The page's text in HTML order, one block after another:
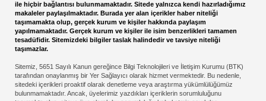
ile hiçbir bağlantısı bulunmamaktadır. Sitede yalnızca kendi hazırladığımız
makaleler paylaşılmaktadır. Burada yer alan içerikler haber niteliği
taşımamakta olup, gerçek kurum ve kişiler hakkında paylaşım
yapılmamaktadır. Gerçek kurum ve kişiler ile isim benzerlikleri tamamen
tesadüfidir. Sitemizdeki bilgiler taslak halindedir ve tavsiye niteliği
taşımazlar.
Sitemiz, 5651 Sayılı Kanun gereğince Bilgi Teknolojileri ve İletişim Kurumu (BTK)
tarafından onaylanmış bir Yer Sağlayıcı olarak hizmet vermektedir. Bu nedenle,
sitedeki içerikleri proaktif olarak denetleme veya araştırma yükümlülüğümüz
bulunmamaktadır. Ancak, üyelerimiz yazdıkları içeriklerin sorumluluğunu